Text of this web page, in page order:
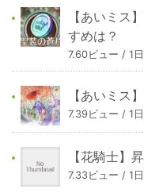
【あいミス
すめは？
7.60ビュー / 1日
【あいミス
7.39ビュー / 1日
【花騎士】
7.33ビュー / 1日